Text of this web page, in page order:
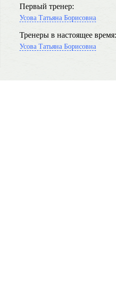
Первый тренер:
Усова Татьяна Борисовна
Тренеры в настоящее время:
Усова Татьяна Борисовна